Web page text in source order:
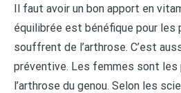
Il faut avoir un bon apport en
équilibrée est bénéfique pour les
souffrent de l’arthrose. C’est
préventive. Les femmes sont les
l’arthrose du genou. Selon les